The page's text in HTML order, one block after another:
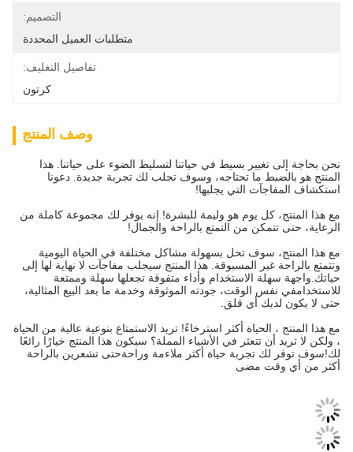
التصميم:
متطلبات العميل المحددة
تفاصيل التغليف:
كرتون
وصف المنتج
نحن بحاجة إلى تغيير بسيط في حياتنا لتسليط الضوء على حياتنا. هذا
المنتج هو بالضبط ما تحتاجه، وسوف تجلب لك تجربة جديدة. دعونا
استكشاف المفاجآت التي يجلبها!
مع هذا المنتج، كل يوم هو وليمة للبشرة! إنه يوفر لك مجموعة كاملة من
الرعاية، حتى تتمكن من التمتع بالراحة والجمال!
مع هذا المنتج، سوف تحل بسهولة مشاكل مختلفة في الحياة اليومية
وتتمتع بالراحة غير المسبوقة. هذا المنتج سيجلب مفاجآت لا نهاية لها إلى
حياتك.واجهة سهلة الاستخدام وأداء متفوقة تجعلها سهلة وممتعة
للاستخدامفي نفس الوقت، جودته الموثوقة وخدمة ما بعد البيع المثالية،
حتى لا يكون لديك أي قلق.
مع هذا المنتج ، الحياة أكثر استرخاءً! تريد الاستمتاع بنوعية عالية من الحياة
، ولكن لا تريد أن تتعثر في الأشياء المملة؟ سيكون هذا المنتج خيارًا رائعًا
لك!سوف توفر لك تجربة حياة أكثر ملاءمة وراحةحتى تشعرين بالراحة
أكثر من أي وقت مضى